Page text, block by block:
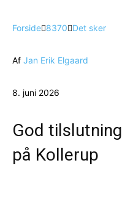
Forside 8370 Det sker
Af Jan Erik Elgaard
8. juni 2026
God
på Kollerup